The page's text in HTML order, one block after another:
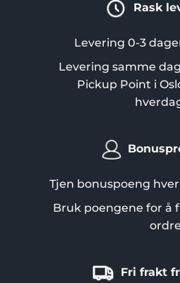
Rask
Levering 0-3
Levering samme
Pickup Point i
Tjen bonuspoeng
Bruk poengene for å
ordre
Fri frakt